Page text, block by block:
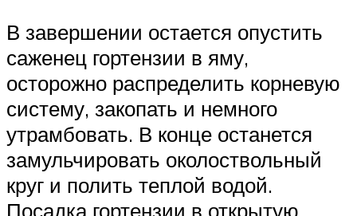
В завершении остается опустить
саженец гортензии в яму,
осторожно распределить корневую
систему, закопать и немного
утрамбовать. В конце останется
замульчировать околоствольный
круг и полить теплой водой.
Посадка гортензии в открытую